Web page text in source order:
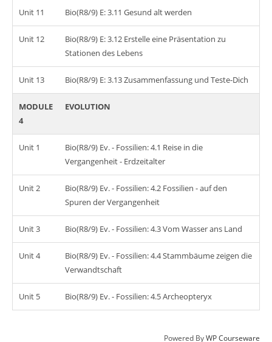
Unit 11 Bio(R8/9) E: 3.11 Gesund alt werden
Unit 12
Bio(R8/9) E: 3.12 Erstelle eine Präsentation zu
Stationen des Lebens
Unit 13 Bio(R8/9) E: 3.13 Zusammenfassung und Teste-Dich
MODULE
4
EVOLUTION
Unit 1
Bio(R8/9) Ev. - Fossilien: 4.1 Reise in die
Vergangenheit - Erdzeitalter
Unit 2
Bio(R8/9) Ev. - Fossilien: 4.2 Fossilien - auf den
Spuren der Vergangenheit
Unit 3 Bio(R8/9) Ev. - Fossilien: 4.3 Vom Wasser ans Land
Unit 4
Bio(R8/9) Ev. - Fossilien: 4.4 Stammbäume zeigen die
Verwandtschaft
Unit 5 Bio(R8/9) Ev. - Fossilien: 4.5 Archeopteryx
Powered ByWP Courseware